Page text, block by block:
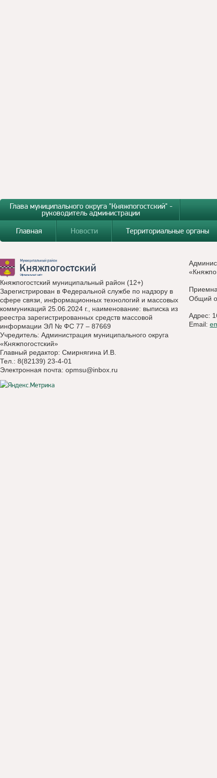
Глава муниципального округа "Княжпогостский" -
руководитель администрации
Главная
Новости Территориальные органы
Княжпогостский муниципальный район (12+)
Зарегистрирован в Федеральной службе по надзору в
сфере связи, информационных технологий и массовых
коммуникаций 25.06.2024 г., наименование: выписка из
реестра зарегистрированных средств массовой
информации ЭЛ № ФС 77 – 87669
Учредитель: Администрация муниципального округа
«Княжпогостский»
Главный редактор: Смирнягина И.В.
Тел.: 8(82139) 23-4-01
Электронная почта: opmsu@inbox.ru
Общий
Адрес:
Email: